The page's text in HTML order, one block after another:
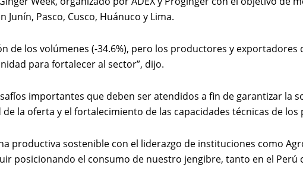
Pasco, Cusco, Huánuco y Lima.
de los volúmenes (-34.6%), pero los productores y exportadores
para fortalecer al sector”, dijo.
importantes que deben ser atendidos a fin de garantizar la
la oferta y el fortalecimiento de las capacidades técnicas de
productiva sostenible con el liderazgo de instituciones como
posicionando el consumo de nuestro jengibre, tanto en el Perú